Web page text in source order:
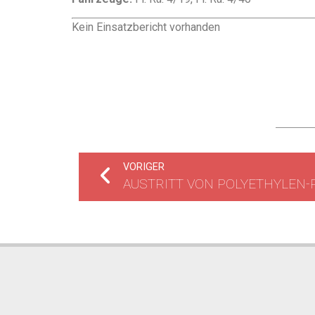
Kein Einsatzbericht vorhanden
VORIGER
AUSTRITT VON POLYETHYLEN-